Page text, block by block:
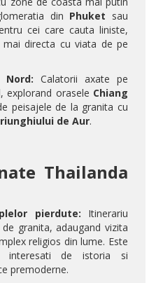
din Phuket sau
cei care cauta liniste,
directa cu viata de pe
Calatorii axate pe
explorand orasele Chiang
peisajele de la granita cu
de Aur.
Thailanda
pierdute: Itinerariu
granita, adaugand vizita
religios din lume. Este
interesati de istoria si
premoderne.